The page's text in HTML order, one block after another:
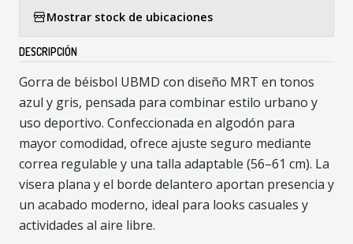
Mostrar stock de ubicaciones
DESCRIPCIÓN
Gorra de béisbol UBMD con diseño MRT en tonos
azul y gris, pensada para combinar estilo urbano y
uso deportivo. Confeccionada en algodón para
mayor comodidad, ofrece ajuste seguro mediante
correa regulable y una talla adaptable (56–61 cm). La
visera plana y el borde delantero aportan presencia y
un acabado moderno, ideal para looks casuales y
actividades al aire libre.